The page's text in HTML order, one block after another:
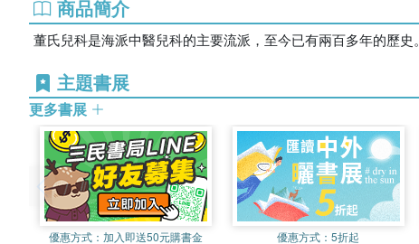
商品簡介
董氏兒科是海派中醫兒科的主要流派，至今已有兩百多年的歷史。
主題書展
更多書展
優惠方式： 加入即送50元購書金 優惠方式：5折起